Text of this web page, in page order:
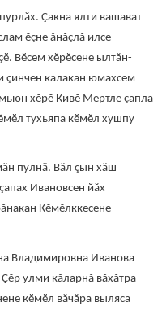
Çакна ялти вашават
ӗçне ăнăçлă илсе
Вӗсем хӗрӗсене ылтăн-
çинчен калакан юмахсем
хӗрӗ Кивӗ Мертле çапла
тухьяпа кӗмӗл хушпу
пулнă. Вăл çын хăш
Ивановсен йăх
Кӗмӗлккесене
Владимировна Иванова
улми кăларнă вăхăтра
кӗмӗл вăчăра выляса